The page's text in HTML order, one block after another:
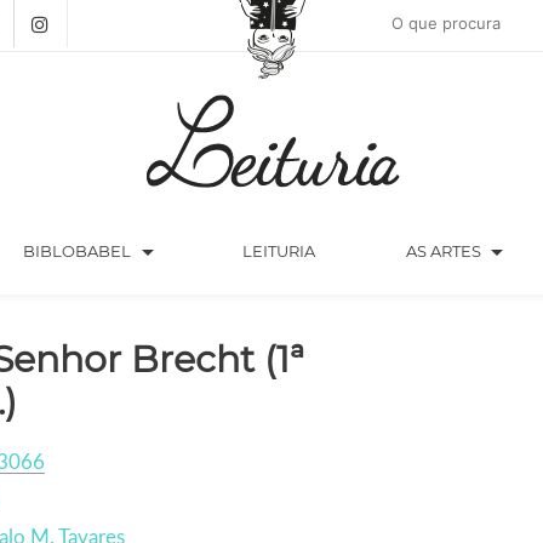
BIBLOBABEL arrow_drop_down LEITURIA AS ARTES arrow_drop_down
Brecht (1ª
M. Tavares